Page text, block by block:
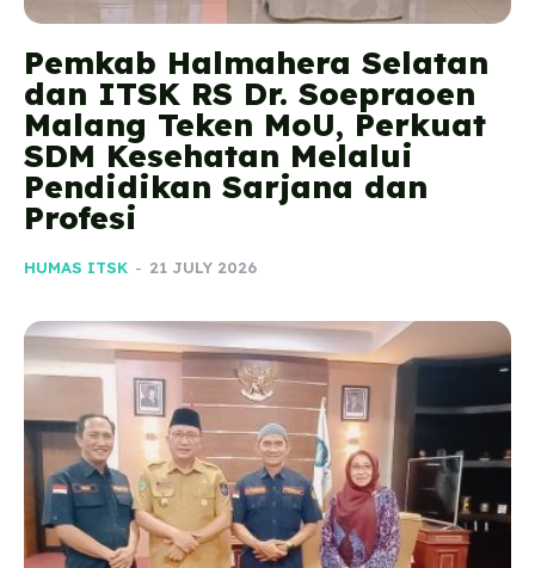
Pemkab Halmahera Selatan
dan ITSK RS Dr. Soepraoen
Malang Teken MoU, Perkuat
SDM Kesehatan Melalui
Pendidikan Sarjana dan
Profesi
HUMAS ITSK - 21 JULY 2026